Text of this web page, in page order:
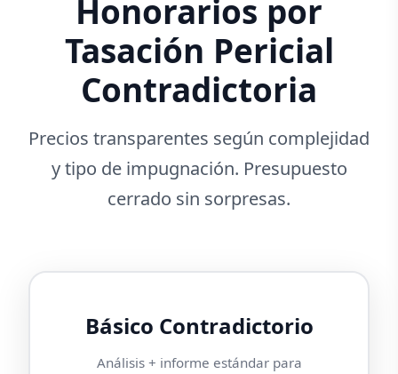
Honorarios por
Tasación Pericial
Contradictoria
Precios transparentes según complejidad
y tipo de impugnación. Presupuesto
cerrado sin sorpresas.
Básico Contradictorio
Análisis + informe estándar para